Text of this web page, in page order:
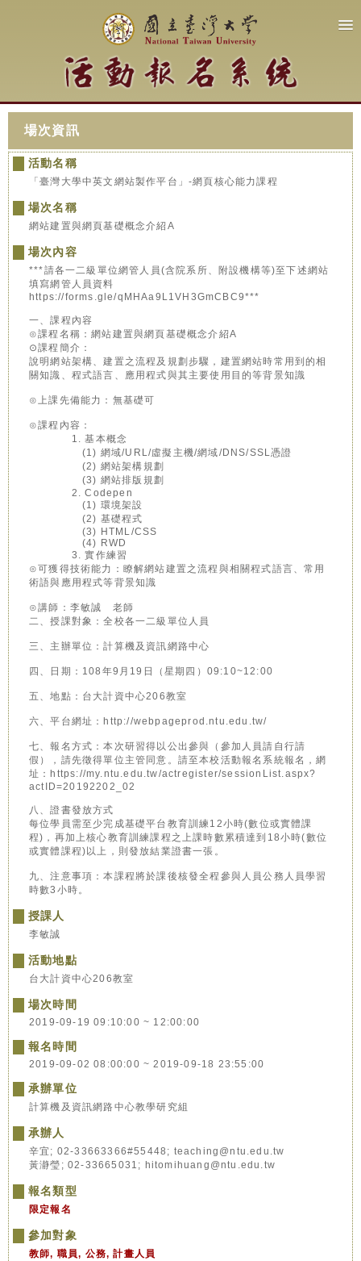
場次資訊
活動名稱
「臺灣大學中英文網站製作平台」-網頁核心能力課程
場次名稱
網站建置與網頁基礎概念介紹A
場次內容
***請各一二級單位網管人員(含院系所、附設機構等)至下述網站
填寫網管人員資料
https://forms.gle/qMHAa9L1VH3GmCBC9***
一、課程內容
⊙課程名稱：網站建置與網頁基礎概念介紹A
⊙課程簡介：
說明網站架構、建置之流程及規劃步驟，建置網站時常用到的相
關知識、程式語言、應用程式與其主要使用目的等背景知識
⊙上課先備能力：無基礎可
⊙課程內容：
1. 基本概念
(1) 網域/URL/虛擬主機/網域/DNS/SSL憑證
(2) 網站架構規劃
(3) 網站排版規劃
2. Codepen
(1) 環境架設
(2) 基礎程式
(3) HTML/CSS
(4) RWD
3. 實作練習
⊙可獲得技術能力：瞭解網站建置之流程與相關程式語言、常用
術語與應用程式等背景知識
⊙講師：李敏誠 老師
二、授課對象：全校各一二級單位人員
三、主辦單位：計算機及資訊網路中心
四、日期：108年9月19日（星期四）09:10~12:00
五、地點：台大計資中心206教室
六、平台網址：http://webpageprod.ntu.edu.tw/
七、報名方式：本次研習得以公出參與（參加人員請自行請
假），請先徵得單位主管同意。請至本校活動報名系統報名，網
址：https://my.ntu.edu.tw/actregister/sessionList.aspx?
actID=20192202_02
八、證書發放方式
每位學員需至少完成基礎平台教育訓練12小時(數位或實體課
程)，再加上核心教育訓練課程之上課時數累積達到18小時(數位
或實體課程)以上，則發放結業證書一張。
九、注意事項：本課程將於課後核發全程參與人員公務人員學習
時數3小時。
授課人
李敏誠
活動地點
台大計資中心206教室
場次時間
2019-09-19 09:10:00 ~ 12:00:00
報名時間
2019-09-02 08:00:00 ~ 2019-09-18 23:55:00
承辦單位
計算機及資訊網路中心教學研究組
承辦人
辛宜; 02-33663366#55448; teaching@ntu.edu.tw
黃瀞瑩; 02-33665031; hitomihuang@ntu.edu.tw
報名類型
限定報名
參加對象
教師, 職員, 公務, 計畫人員